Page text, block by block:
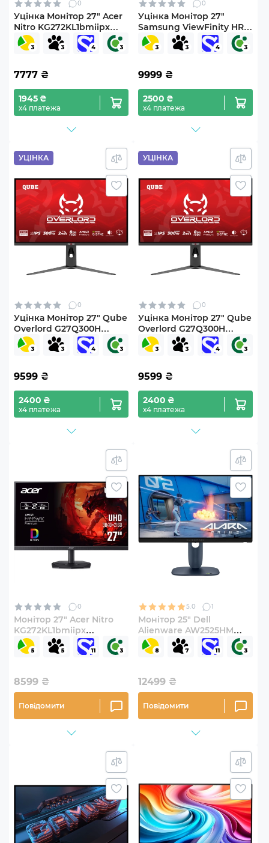
0
Уцінка Монітор 27" Acer
Nitro KG272KL1bmiipx
(MMV3FEE00453506CB94202)
7777 ₴
1945 ₴
х4 платежа
0
Уцінка Монітор 27"
Samsung ViewFinity HRM
S60UD
(10GYHNBYB00099)
9999 ₴
2500 ₴
х4 платежа
УЦІНКА
0
Уцінка Монітор 27" Qube
Overlord G27Q300H
(G27Q300H0716250041)
9599 ₴
2400 ₴
х4 платежа
УЦІНКА
0
Уцінка Монітор 27" Qube
Overlord G27Q300H
(G27Q300H0716250330)
9599 ₴
2400 ₴
х4 платежа
0
Монітор 27" Acer Nitro
KG272KL1bmiipx
(UM.HX2EE.107)
8599 ₴
Повідомити
5.0 1
Монітор 25" Dell
Alienware AW2525HM
(210-BRYJ)
12499 ₴
Повідомити